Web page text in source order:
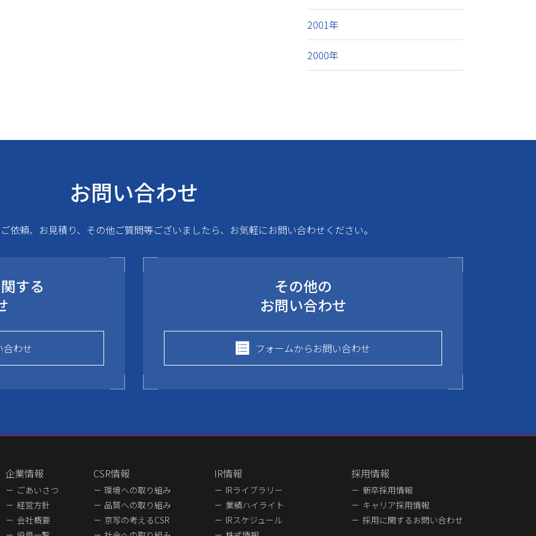
2001年
2000年
お問い合わせ
依頼、お見積り、その他ご質問等ございましたら、お気軽にお問い合わせください。
する
合わせ
その他の
お問い合わせ
フォームからお問い合わせ
企業情報
ごあいさつ
経営方針
会社概要
CSR情報
環境への取り組み
品質への取り組み
京写の考えるCSR
IR情報
IRライブラリー
業績ハイライト
IRスケジュール
採用情報
新卒採用情報
キャリア採用情報
採用に関するお問い合わせ